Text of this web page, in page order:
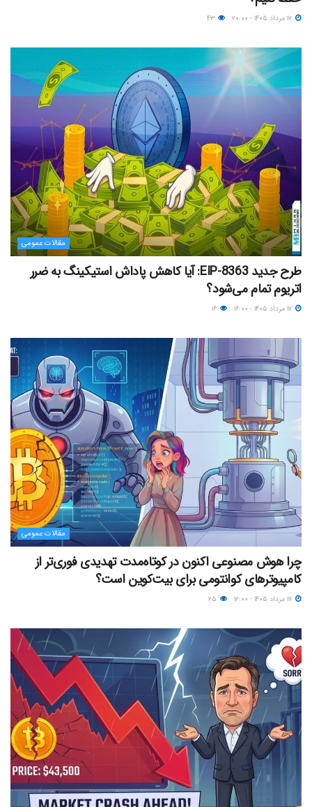
مقالات عمومی
طرح جدید EIP-8363: آیا کاهش پاداش استیکینگ به ضرر
اتریوم تمام می‌شود؟
مقالات عمومی
چرا هوش مصنوعی اکنون در کوتاه‌مدت تهدیدی فوری‌تر از
کامپیوترهای کوانتومی برای بیت‌کوین است؟